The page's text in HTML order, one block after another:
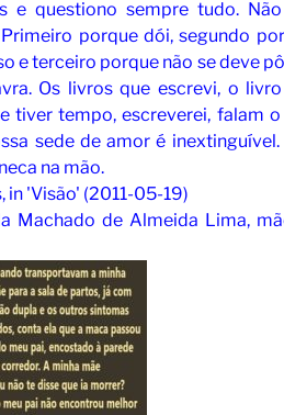
e questiono sempre tudo.
porque dói, segundo
e terceiro porque não se deve
Os livros que escrevi, o
tiver tempo, escreverei, falam
sede de amor é
na mão.
'Visão' (2011-05-19)
Machado de Almeida Lima,